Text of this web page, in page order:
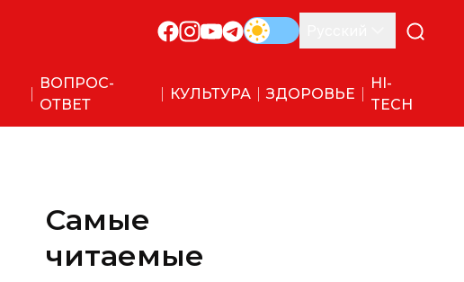
ВОПРОС-
ОТВЕТ
КУЛЬТУРА ЗДОРОВЬЕ
HI-
TECH
Самые
читаемые